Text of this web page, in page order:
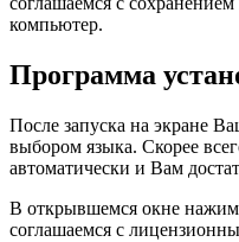
компьютер.
Программа
После запуска на экране
выбором языка. Скорее
автоматически и Вам
В открывшемся окне
соглашаемся с